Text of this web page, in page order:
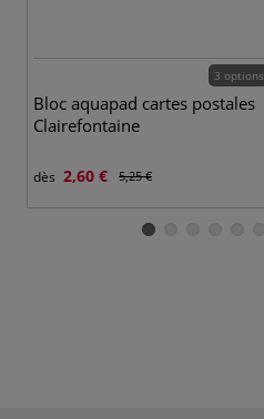
3 options
Bloc aquapad cartes postales
Clairefontaine
dès 2,60 € 5,25 €